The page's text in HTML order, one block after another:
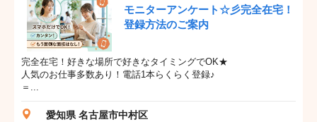
モニターアンケート☆彡完全在宅！
登録方法のご案内
完全在宅！好きな場所で好きなタイミングでOK★
人気のお仕事多数あり！電話1本らくらく登録♪
＝...
愛知県 名古屋市中村区